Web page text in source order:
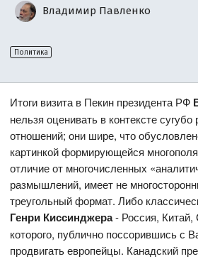
Владимир Павленко
Политика
Итоги визита в Пекин президента РФ
нельзя оценивать в контексте сугубо
отношений; они шире, что
картинкой формирующейся
отличие от многочисленных
размышлений, имеет не
треугольный формат. Либо
Генри Киссинджера- Россия,
которого, публично поссорившись с
продвигать европейцы. Канадский